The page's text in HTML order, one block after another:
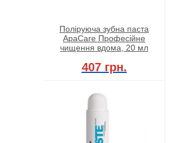
Поліруюча зубна паста
ApaCare Професійне
чищення вдома, 20 мл
407 грн.